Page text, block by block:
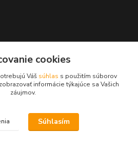
cookies
Váš súhlas s použitím súborov
informácie týkajúce sa Vašich
záujmov.
Súhlasím